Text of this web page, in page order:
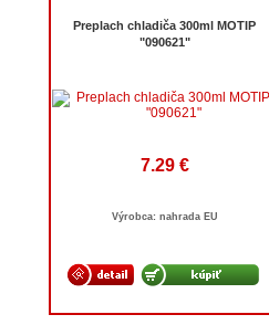
Preplach chladiča 300ml MOTIP
"090621"
7.29 €
Výrobca: nahrada EU